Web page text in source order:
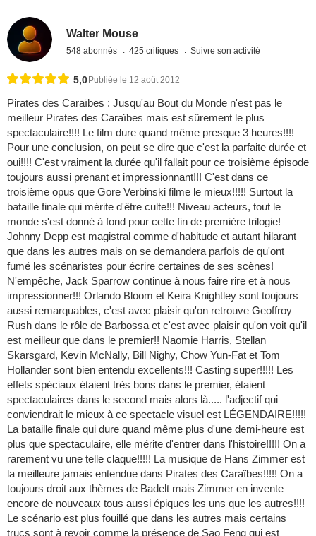
Walter Mouse
548 abonnés 425 critiques Suivre son activité
5,0 Publiée le 12 août 2012
Pirates des Caraïbes : Jusqu'au Bout du Monde n'est pas le
meilleur Pirates des Caraïbes mais est sûrement le plus
spectaculaire!!!! Le film dure quand même presque 3 heures!!!!
Pour une conclusion, on peut se dire que c'est la parfaite durée et
oui!!!! C'est vraiment la durée qu'il fallait pour ce troisième épisode
toujours aussi prenant et impressionnant!!! C'est dans ce
troisième opus que Gore Verbinski filme le mieux!!!!! Surtout la
bataille finale qui mérite d'être culte!!! Niveau acteurs, tout le
monde s'est donné à fond pour cette fin de première trilogie!
Johnny Depp est magistral comme d'habitude et autant hilarant
que dans les autres mais on se demandera parfois de qu'ont
fumé les scénaristes pour écrire certaines de ses scènes!
N'empêche, Jack Sparrow continue à nous faire rire et à nous
impressionner!!! Orlando Bloom et Keira Knightley sont toujours
aussi remarquables, c'est avec plaisir qu'on retrouve Geoffroy
Rush dans le rôle de Barbossa et c'est avec plaisir qu'on voit qu'il
est meilleur que dans le premier!! Naomie Harris, Stellan
Skarsgard, Kevin McNally, Bill Nighy, Chow Yun-Fat et Tom
Hollander sont bien entendu excellents!!! Casting super!!!!! Les
effets spéciaux étaient très bons dans le premier, étaient
spectaculaires dans le second mais alors là..... l'adjectif qui
conviendrait le mieux à ce spectacle visuel est LÉGENDAIRE!!!!!
La bataille finale qui dure quand même plus d'une demi-heure est
plus que spectaculaire, elle mérite d'entrer dans l'histoire!!!!! On a
rarement vu une telle claque!!!!! La musique de Hans Zimmer est
la meilleure jamais entendue dans Pirates des Caraïbes!!!!! On a
toujours droit aux thèmes de Badelt mais Zimmer en invente
encore de nouveaux tous aussi épiques les uns que les autres!!!!
Le scénario est plus fouillé que dans les autres mais certains
trucs sont à revoir comme la présence de Sao Feng qui est